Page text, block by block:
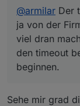
@armilar Der
ja von der
viel dran
den timeout
beginnen.
Sehe mir grad